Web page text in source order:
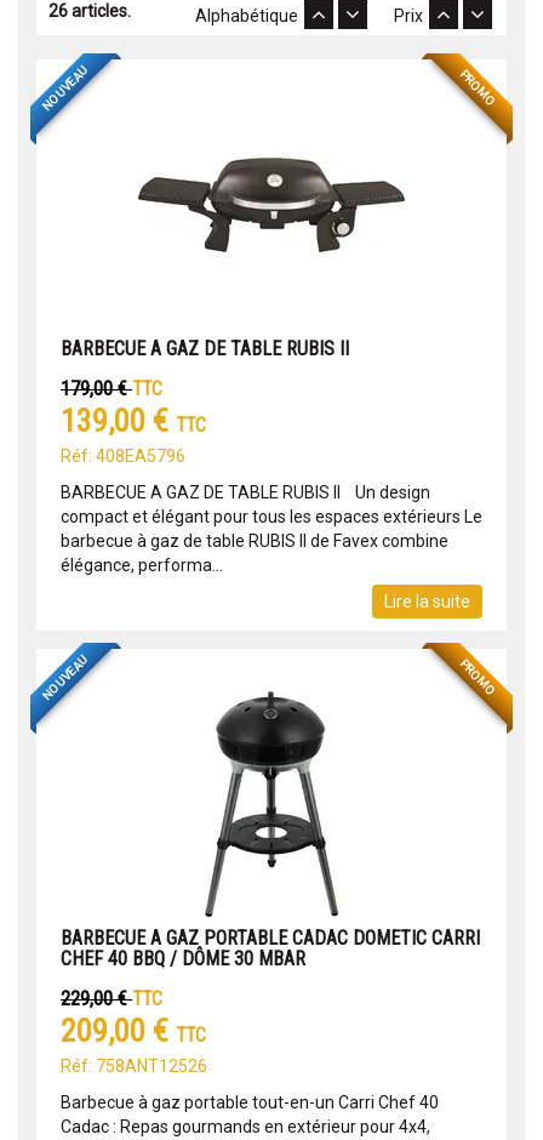
26 articles. Prix
Alphabétique
PROMO
NOUVEAU
BARBECUE A GAZ DE TABLE RUBIS II
179,00 €TTC
139,00 € TTC
Réf: 408EA5796
BARBECUE A GAZ DE TABLE RUBIS II Un design
compact et élégant pour tous les espaces extérieurs Le
barbecue à gaz de table RUBIS II de Favex combine
élégance, performa...
Lire la suite
PROMO
NOUVEAU
BARBECUE A GAZ PORTABLE CADAC DOMETIC CARRI
CHEF 40 BBQ / DÔME 30 MBAR
229,00 €TTC
209,00 € TTC
Réf: 758ANT12526
Barbecue à gaz portable tout-en-un Carri Chef 40
Cadac : Repas gourmands en extérieur pour 4x4,